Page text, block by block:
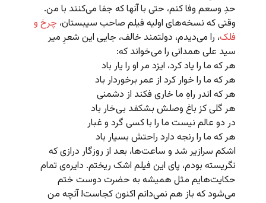
حدِ وسعم وفا کنم، حتی با آنها که جفا می‌کنند با من.
وقتی که نسخه‌های اولیه فیلم صاحب سیبستان، چرخ و
فلک، را می‌دیدم، دولتمند خالف، جایی این شعرِ میر
سید علی همدانی را می‌خواند که:
هر که ما را یاد کرد، ایزد مر او را یار باد
هر که ما را خوار کرد از عمر برخوردار باد
هر که اندر راهِ ما خاری فکند از دشمنی
هر گلی کز باغ وصلش بشکفد بی‌خار باد
در دو عالم نیست ما را با کسی گرد و غبار
هر که ما را رنجه دارد راحتش بسیار باد
اشکم سرازیر شد و ساعت‌ها، بعد از روزگار درازی که
نگریسته بودم، پای این فیلم اشک ریختم. دایره‌ی تمام
حکایت‌هایم مثل همیشه به حضرت دوست ختم
می‌شود که باز هم نمی‌دانم اکنون کجاست! آنچه من